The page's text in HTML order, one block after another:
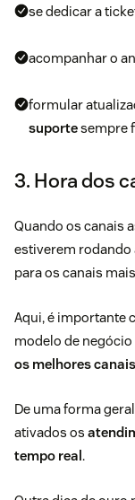
se dedicar a
acompanhar o
formular
suportesempre
3. Hora dos
Quando os canais
estiverem rodando
para os canais
Aqui, é importante
modelo de
os melhores
De uma forma
ativados os
tempo real .